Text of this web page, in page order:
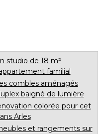
studio de 18 m²
familial
combles aménagés
baigné de lumière
colorée pour cet
Arles
et rangements sur